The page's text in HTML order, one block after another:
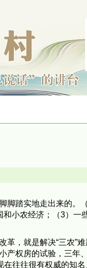
脚踏实地走出来的。
小农经济；（3）一
，就是解决“三农”
产权房的试验，三年
往往很有权威的知名